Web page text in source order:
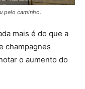
pelo caminho.
mais é do que a
champagnes
o aumento do